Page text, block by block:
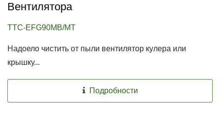
Вентилятора
TTC-EFG90MB/MT
Надоело чистить от пыли вентилятор кулера или
крышку...
Подробности